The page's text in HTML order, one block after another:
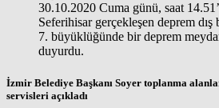
30.10.2020 Cuma günü, saat
Seferihisar gerçekleşen deprem dış
7. büyüklüğünde bir deprem
duyurdu.
İzmir Belediye Başkanı Soyer toplanma
servisleri açıkladı